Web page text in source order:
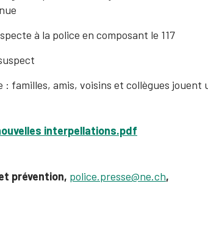
à la police en composant le 117
familles, amis, voisins et collègues jouent
interpellations.pdf
prévention, police.presse@ne.ch,